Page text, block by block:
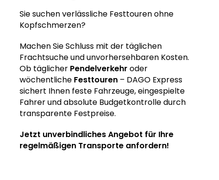
Sie suchen verlässliche Festtouren ohne
Kopfschmerzen?
Machen Sie Schluss mit der täglichen
Frachtsuche und unvorhersehbaren Kosten.
Ob täglicher Pendelverkehr oder
wöchentliche Festtouren – DAGO Express
sichert Ihnen feste Fahrzeuge, eingespielte
Fahrer und absolute Budgetkontrolle durch
transparente Festpreise.
Jetzt unverbindliches Angebot für Ihre
regelmäßigen Transporte anfordern!